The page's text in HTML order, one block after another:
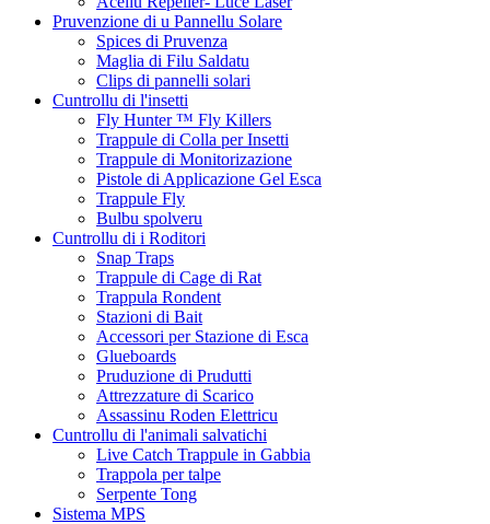
Pruvenzione di u Pannellu Solare
Spices di Pruvenza
Maglia di Filu Saldatu
Clips di pannelli solari
Cuntrollu di l'insetti
Fly Hunter ™ Fly Killers
Trappule di Colla per Insetti
Trappule di Monitorizazione
Pistole di Applicazione Gel Esca
Trappule Fly
Bulbu spolveru
Cuntrollu di i Roditori
Snap Traps
Trappule di Cage di Rat
Trappula Rondent
Stazioni di Bait
Accessori per Stazione di Esca
Glueboards
Pruduzione di Prudutti
Attrezzature di Scarico
Assassinu Roden Elettricu
Cuntrollu di l'animali salvatichi
Live Catch Trappule in Gabbia
Trappola per talpe
Serpente Tong
Sistema MPS